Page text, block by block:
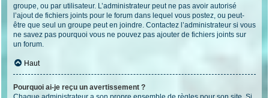
groupe, ou par utilisateur. L’administrateur peut ne pas avoir autorisé
l’ajout de fichiers joints pour le forum dans lequel vous postez, ou peut-
être que seul un groupe peut en joindre. Contactez l’administrateur si vous
ne savez pas pourquoi vous ne pouvez pas ajouter de fichiers joints sur
un forum.
Haut
Pourquoi ai-je reçu un avertissement ?